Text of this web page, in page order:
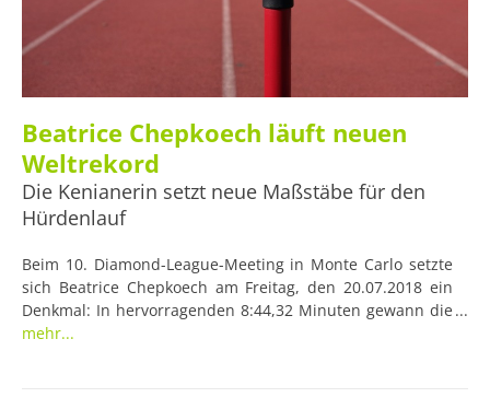
Beatrice Chepkoech läuft neuen
Weltrekord
Die Kenianerin setzt neue Maßstäbe für den
Hürdenlauf
Beim 10. Diamond-League-Meeting in Monte Carlo setzte
sich Beatrice Chepkoech am Freitag, den 20.07.2018 ein
Denkmal: In hervorragenden 8:44,32 Minuten gewann die
Kenianerin mit großem Vorsprung den Lauf über die
mehr...